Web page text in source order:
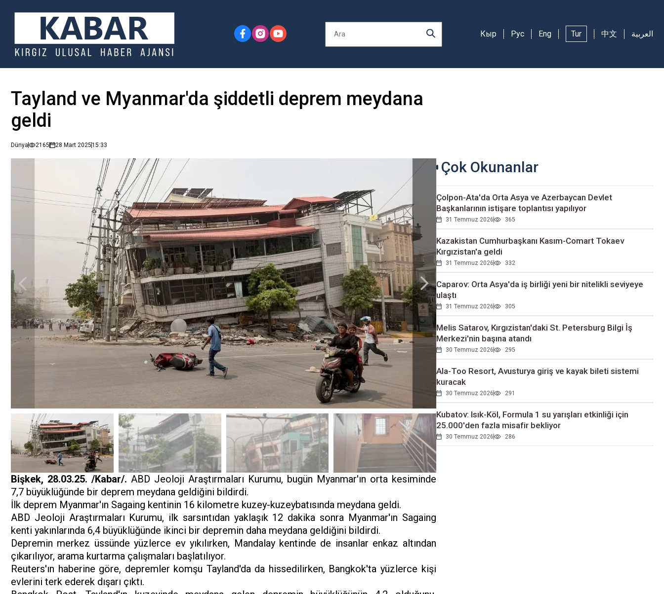
Кыр Рус Eng Tur 中文 العربية
Tayland ve Myanmar'da şiddetli deprem meydana
geldi
Dünya 2165 28 Mart 202515:33
Bişkek, 28.03.25. /Kabar/. ABD Jeoloji Araştırmaları Kurumu, bugün Myanmar'ın orta kesiminde
7,7 büyüklüğünde bir deprem meydana geldiğini bildirdi.
İlk deprem Myanmar'ın Sagaing kentinin 16 kilometre kuzey-kuzeybatısında meydana geldi.
ABD Jeoloji Araştırmaları Kurumu, ilk sarsıntıdan yaklaşık 12 dakika sonra Myanmar'ın Sagaing
kenti yakınlarında 6,4 büyüklüğünde ikinci bir depremin daha meydana geldiğini bildirdi.
Depremin merkez üssünde yüzlerce ev yıkılırken, Mandalay kentinde de insanlar enkaz altından
çıkarılıyor, arama kurtarma çalışmaları başlatılıyor.
Reuters'ın haberine göre, depremler komşu Tayland'da da hissedilirken, Bangkok'ta yüzlerce kişi
evlerini terk ederek dışarı çıktı.
Çok Okunanlar
Çolpon-Ata'da Orta Asya ve Azerbaycan Devlet
Başkanlarının istişare toplantısı yapılıyor
31 Temmuz 2026 365
Kazakistan Cumhurbaşkanı Kasım-Comart Tokaev
Kırgızistan'a geldi
31 Temmuz 2026 332
Caparov: Orta Asya'da iş birliği yeni bir nitelikli seviyeye
ulaştı
31 Temmuz 2026 305
Melis Satarov, Kırgızistan'daki St. Petersburg Bilgi İş
Merkezi'nin başına atandı
30 Temmuz 2026 295
Ala-Too Resort, Avusturya giriş ve kayak bileti sistemi
kuracak
30 Temmuz 2026 291
Kubatov: Isık-Köl, Formula 1 su yarışları etkinliği için
25.000'den fazla misafir bekliyor
30 Temmuz 2026 286